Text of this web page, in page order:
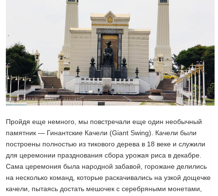
Пройдя еще немного, мы повстречали еще один необычный
памятник — Гинантские Качели (Giant Swing). Качели были
построены полностью из тикового дерева в 18 веке и служили
для церемонии празднования сбора урожая риса в декабре.
Сама церемония была народной забавой, горожане делились
на несколько команд, которые раскачивались на узкой дощечке
качели, пытаясь достать мешочек с серебряными монетами,